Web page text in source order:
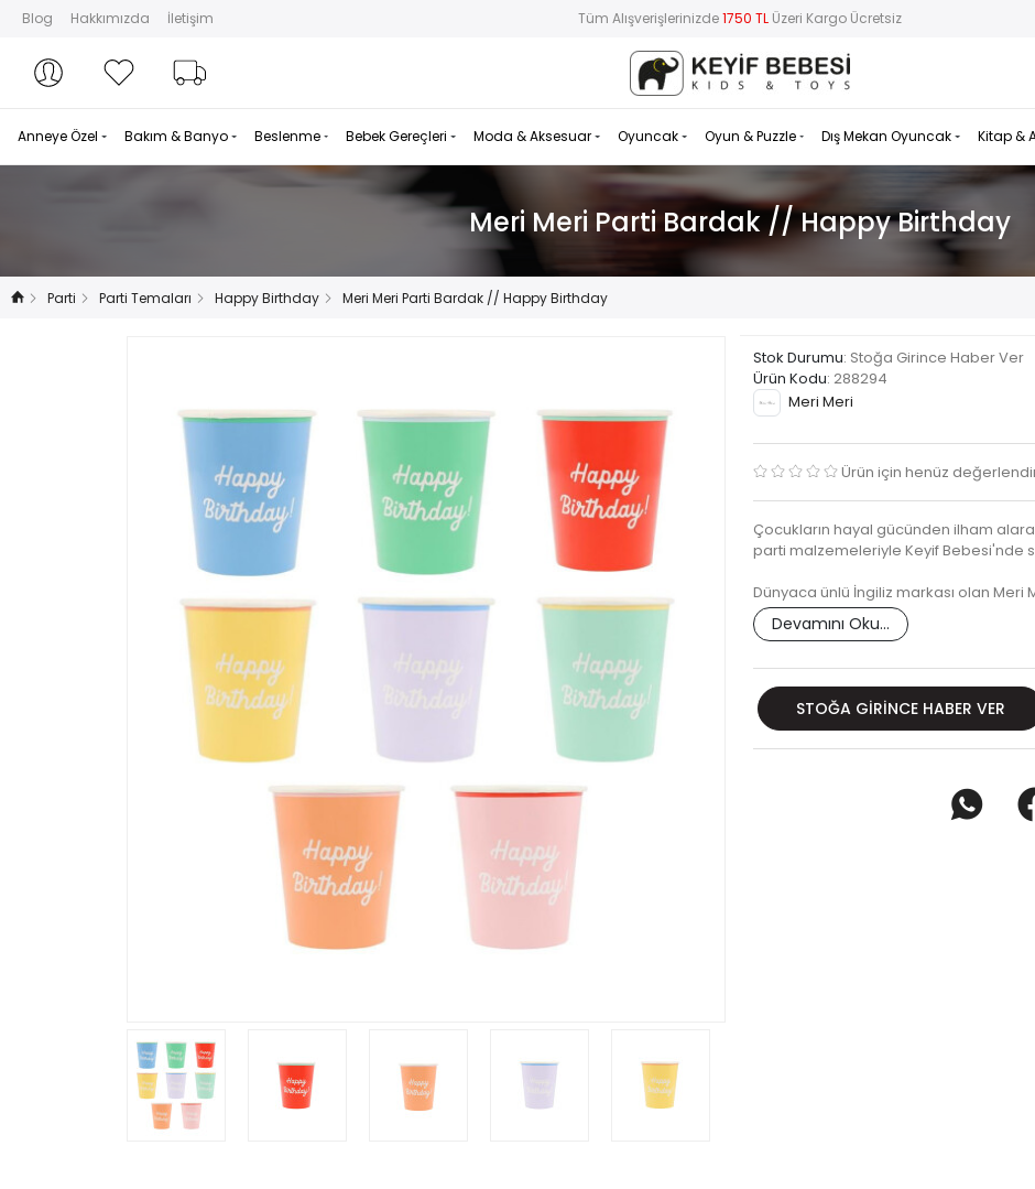
Blog Hakkımızda İletişim Tüm Alışverişlerinizde1750 TL Üzeri Kargo Ücretsiz
Hesabım
Hesabım Favorilerim
Anneye Özel Bakım & Banyo Beslenme Bebek Gereçleri Moda & Aksesuar Oyuncak Oyun & Puzzle Dış Mekan Oyuncak Kitap &
Meri Meri Parti Bardak // Happy Birthday
Parti Parti Temaları Happy Birthday Meri Meri Parti Bardak // Happy Birthday
Stok Durumu: Stoğa Girince Haber Ver
Ürün Kodu: 288294
Meri Meri
Ürün için henüz
Çocukların hayal gücünden ilham
parti malzemeleriyle Keyif Bebesi'nde
Dünyaca ünlü İngiliz markası olan Meri
Devamını Oku...
STOĞA GIRINCE HABER VER